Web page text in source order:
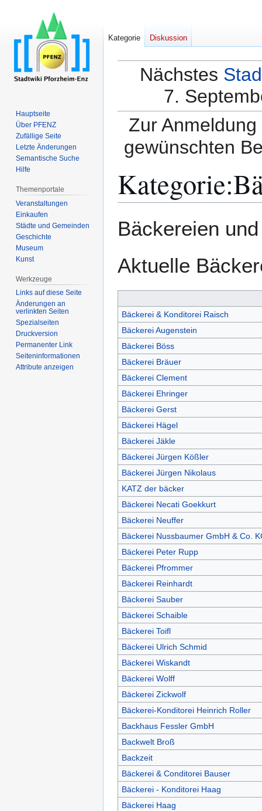
Nächstes
7.
Zur
gewünschten
Kategorie:
Navigation
Suche
Bäckereien
Aktuelle
Bäckerei & Konditorei Raisch
Bäckerei Augenstein
Bäckerei Böss
Bäckerei Bräuer
Bäckerei Clement
Bäckerei Ehringer
Bäckerei Gerst
Bäckerei Hägel
Bäckerei Jäkle
Bäckerei Jürgen Kößler
Bäckerei Jürgen Nikolaus
KATZ der bäcker
Bäckerei Necati Goekkurt
Bäckerei Neuffer
Bäckerei Nussbaumer GmbH & Co.
Bäckerei Peter Rupp
Bäckerei Pfrommer
Bäckerei Reinhardt
Bäckerei Sauber
Bäckerei Schaible
Bäckerei Toifl
Bäckerei Ulrich Schmid
Bäckerei Wiskandt
Bäckerei Wolff
Bäckerei Zickwolf
Bäckerei-Konditorei Heinrich Roller
Backhaus Fessler GmbH
Backwelt Broß
Backzeit
Bäckerei & Conditorei Bauser
Bäckerei - Konditorei Haag
Bäckerei Haag
Kategorie Diskussion
Hauptseite
Über PFENZ
Zufällige Seite
Letzte Änderungen
Semantische Suche
Hilfe
Themenportale
Veranstaltungen
Einkaufen
Städte und Gemeinden
Geschichte
Museum
Kunst
Werkzeuge
Links auf diese Seite
Änderungen an
verlinkten Seiten
Spezialseiten
Druckversion
Permanenter Link
Seiten­­informationen
Attribute anzeigen